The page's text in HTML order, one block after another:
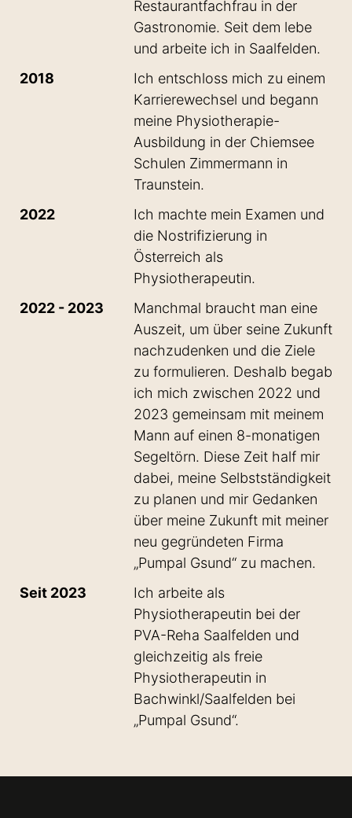
Restaurantfachfrau in der
Gastronomie. Seit dem lebe
und arbeite ich in Saalfelden.
2018
Ich entschloss mich zu einem
Karrierewechsel und begann
meine Physiotherapie-
Ausbildung in der Chiemsee
Schulen Zimmermann in
Traunstein.
2022
Ich machte mein Examen und
die Nostrifizierung in
Österreich als
Physiotherapeutin.
2022 - 2023
Manchmal braucht man eine
Auszeit, um über seine Zukunft
nachzudenken und die Ziele
zu formulieren. Deshalb begab
ich mich zwischen 2022 und
2023 gemeinsam mit meinem
Mann auf einen 8-monatigen
Segeltörn. Diese Zeit half mir
dabei, meine Selbstständigkeit
zu planen und mir Gedanken
über meine Zukunft mit meiner
neu gegründeten Firma
„Pumpal Gsund“ zu machen.
Seit 2023
Ich arbeite als
Physiotherapeutin bei der
PVA-Reha Saalfelden und
gleichzeitig als freie
Physiotherapeutin in
Bachwinkl/Saalfelden bei
„Pumpal Gsund“.